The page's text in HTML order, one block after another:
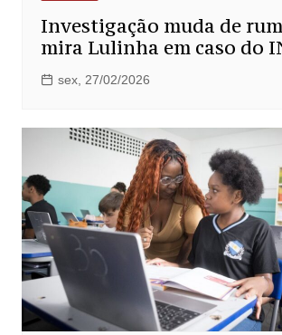
Investigação muda de
mira Lulinha em caso do
sex, 27/02/2026